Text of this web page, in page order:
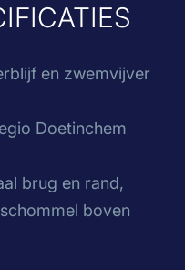
en zwemvijver
Doetinchem
brug en rand,
boven